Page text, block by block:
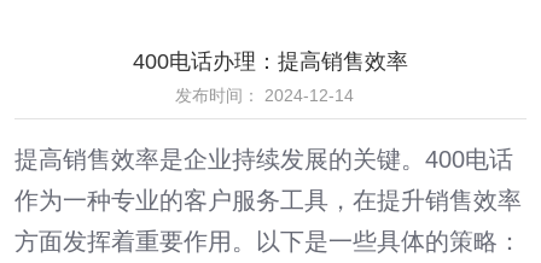
400电话办理：提高销售效率
发布时间： 2024-12-14
提高销售效率是企业持续发展的关键。400电话
作为一种专业的客户服务工具，在提升销售效率
方面发挥着重要作用。以下是一些具体的策略：